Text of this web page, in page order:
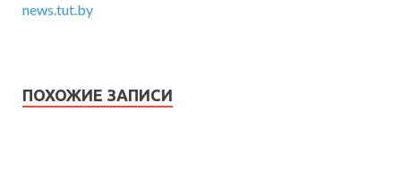
news.tut.by
ПОХОЖИЕ ЗАПИСИ